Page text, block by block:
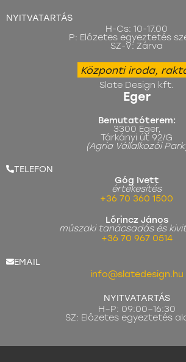
NYITVATARTÁS
H-Cs: 10-17.00
P: Előzetes egyeztetés
SZ-V: Zárva
Központi iroda,
Slate Design kft.
Eger
Bemutatóterem:
3300 Eger,
Tárkányi út 92/G
(Agria Vállalkozói
TELEFON
Góg Ivett
értékesítés
+36 70 360 1500
Lőrincz János
műszaki tanácsadás és
+36 70 967 0514
EMAIL
info@slatedesign.hu
NYITVATARTÁS
H–P: 09:00–16:30
SZ: Előzetes egyeztetés